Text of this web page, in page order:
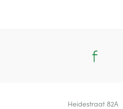
Contacteer onsHeidestraat 82A